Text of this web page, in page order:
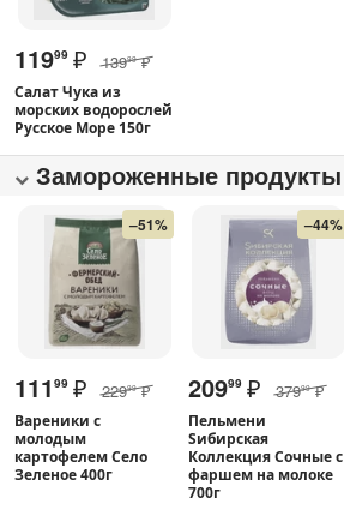
11999 ₽ 13999 ₽
Салат Чука из
морских водорослей
Русское Море 150г
Замороженные продукты
–51%
111 99 ₽ 22999 ₽
Вареники с
молодым
картофелем Село
Зеленое 400г
–44%
20999 ₽ 37999 ₽
Пельмени
Sибирская
Коллекция Сочные с
фаршем на молоке
700г